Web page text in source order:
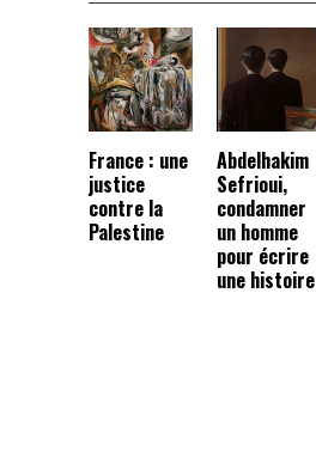
France : une
justice
contre la
Palestine
Abdelhakim
Sefrioui,
condamner
un homme
pour écrire
une histoire